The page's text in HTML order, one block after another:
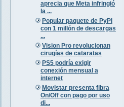
aprecia que Meta infringió
la ...
Popular paquete de PyPI
con 1 millón de descargas
...
Vision Pro revolucionan
cirugías de cataratas
PS5 podría exigir
conexión mensual a
internet
Movistar presenta fibra
On/Off con pago por uso
di...